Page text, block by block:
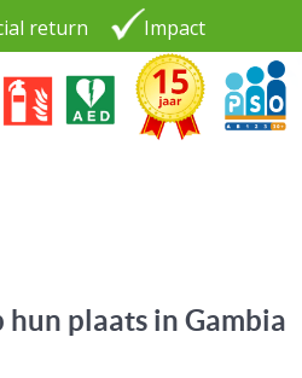
return Impact
plaats in Gambia